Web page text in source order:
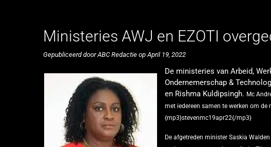
Ministeries AWJ en EZOTI
Gepubliceerd door ABC Redactie op April 19, 2022
De ministeries van Arbeid,
Ondernemerschap &
en Rishma Kuldipsingh. Mc
met iedereen samen te werken om
{mp3}stevenmc19apr22{/mp3}
De afgetreden minister Saskia